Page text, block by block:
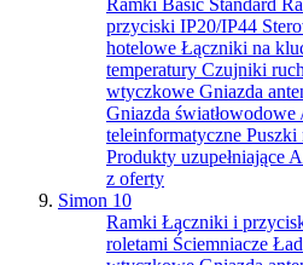
przyciski IP20/IP44
hotelowe Łączniki na
temperatury Czujniki
wtyczkowe Gniazda
Gniazda światłowodowe
teleinformatyczne Puszki
Produkty uzupełniające
z oferty
Simon 10
Ramki Łączniki i
roletami Ściemniacze